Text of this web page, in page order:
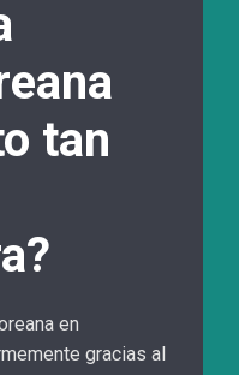
tan
en
gracias al